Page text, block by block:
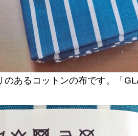
あるコットンの布です。「